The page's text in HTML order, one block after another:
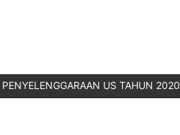
PENYELENGGARAAN US TAHUN 2020